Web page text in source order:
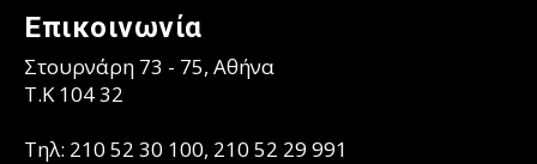
Επικοινωνία
Στουρνάρη 73 - 75, Αθήνα
T.K 104 32
Τηλ: 210 52 30 100, 210 52 29 991